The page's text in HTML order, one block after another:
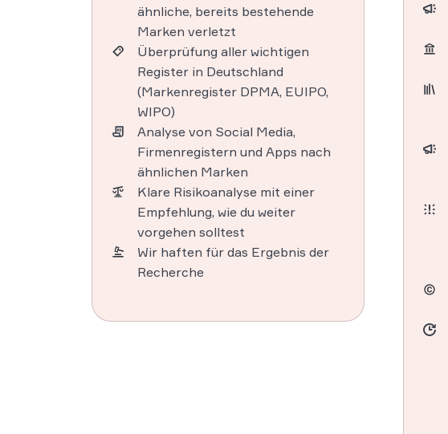
ähnliche, bereits bestehende
Marken verletzt
Überprüfung aller wichtigen
Register in Deutschland
(Markenregister DPMA, EUIPO,
WIPO)
Analyse von Social Media,
Firmenregistern und Apps nach
ähnlichen Marken
Klare Risikoanalyse mit einer
Empfehlung, wie du weiter
vorgehen solltest
Wir haften für das Ergebnis der
Recherche